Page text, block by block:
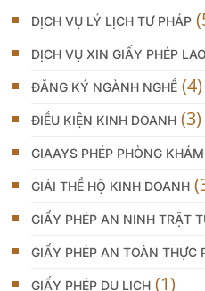
DỊCH VỤ LÝ LỊCH TƯ PHÁP
DỊCH VỤ XIN GIẤY PHÉP
ĐĂNG KÝ NGÀNH NGHỀ (4)
ĐIỀU KIỆN KINH DOANH (3)
GIAAYS PHÉP PHÒNG KHÁM
GIẢI THỂ HỘ KINH DOANH
GIẤY PHÉP AN NINH TRẬT
GIẤY PHÉP AN TOÀN THỰC
GIẤY PHÉP DU LỊCH (1)